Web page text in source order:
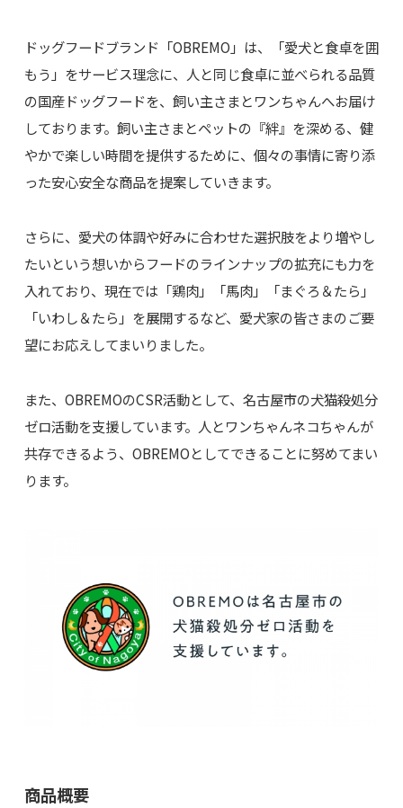
ドッグフードブランド「OBREMO」は、「愛犬と食卓を囲
もう」をサービス理念に、人と同じ食卓に並べられる品質
の国産ドッグフードを、飼い主さまとワンちゃんへお届け
しております。飼い主さまとペットの『絆』を深める、健
やかで楽しい時間を提供するために、個々の事情に寄り添
った安心安全な商品を提案していきます。
さらに、愛犬の体調や好みに合わせた選択肢をより増やし
たいという想いからフードのラインナップの拡充にも力を
入れており、現在では「鶏肉」「馬肉」「まぐろ＆たら」
「いわし＆たら」を展開するなど、愛犬家の皆さまのご要
望にお応えしてまいりました。
また、OBREMOのCSR活動として、名古屋市の犬猫殺処分
ゼロ活動を支援しています。人とワンちゃんネコちゃんが
共存できるよう、OBREMOとしてできることに努めてまい
ります。
商品概要